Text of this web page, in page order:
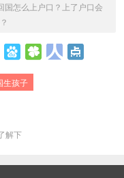
国怎么上户口？上了户口会
生孩子
解下